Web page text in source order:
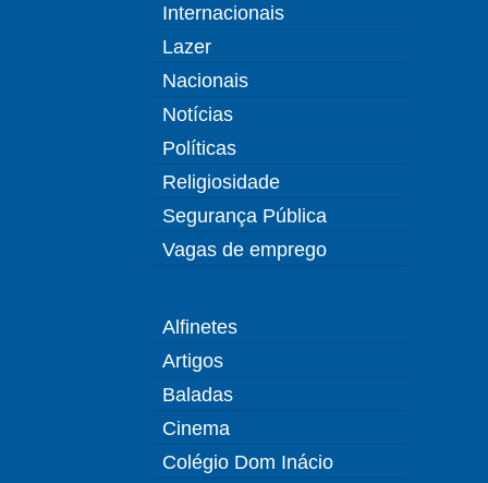
Internacionais
Lazer
Nacionais
Notícias
Políticas
Religiosidade
Segurança Pública
Vagas de emprego
Alfinetes
Artigos
Baladas
Cinema
Colégio Dom Inácio